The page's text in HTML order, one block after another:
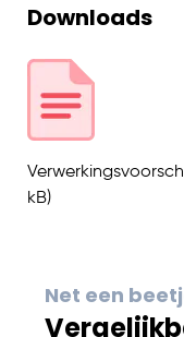
Downloads
kB)
Net een